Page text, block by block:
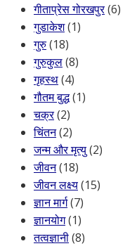
गीताप्रेस गोरखपुर(6)
गुडाकेश(1)
गुरु(18)
गुरुकुल(8)
गृहस्थ(4)
गौतम बुद्ध(1)
चक्र(2)
चिंतन(2)
जन्म और मृत्यु(2)
जीवन(18)
जीवन लक्ष्य(15)
ज्ञान मार्ग(7)
ज्ञानयोग(1)
तत्वज्ञानी(8)